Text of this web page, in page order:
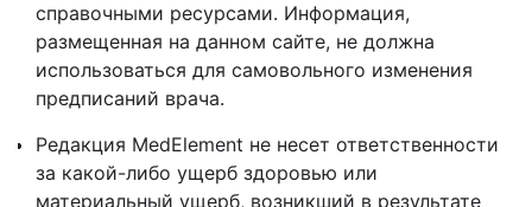
справочными ресурсами. Информация,
размещенная на данном сайте, не должна
использоваться для самовольного изменения
предписаний врача.
Редакция MedElement не несет ответственности
за какой-либо ущерб здоровью или
материальный ущерб, возникший в результате